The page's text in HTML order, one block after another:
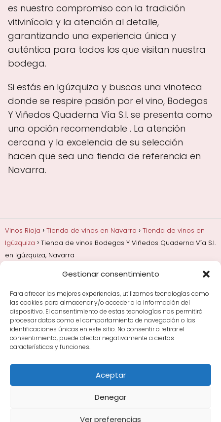
Gestionar consentimiento
Para ofrecer las mejores experiencias, utilizamos tecnologías como
las cookies para almacenar y/o acceder a la información del
dispositivo. El consentimiento de estas tecnologías nos permitirá
procesar datos como el comportamiento de navegación o las
identificaciones únicas en este sitio. No consentir o retirar el
consentimiento, puede afectar negativamente a ciertas
características y funciones.
Aceptar
Denegar
Ver preferencias
es nuestro compromiso con la tradición
vitivinícola y la atención al detalle,
garantizando una experiencia única y
auténtica para todos los que visitan nuestra
bodega.
Si estás en Igúzquiza y buscas una vinoteca
donde se respire pasión por el vino, Bodegas
Y Viñedos Quaderna Vía S.l. se presenta como
una opción recomendable . La atención
cercana y la excelencia de su selección
hacen que sea una tienda de referencia en
Navarra.
Vinos Rioja Tienda de vinos en Navarra
Tienda de vinos en
Igúzquiza
Tienda de vinos Bodegas Y Viñedos Quaderna Vía S.l.
en Igúzquiza, Navarra
Añadas, crianza y guarda
Bodegas y marcas de
Comprar vino
Rioja y guías de regalo
Cultura del vino y
curiosidades
Enoturismo en Rioja
Maridajes y vino en la mesa
Tiendas de vino por
ciudades
Tipos de Rioja y clasificación
bodegas por área